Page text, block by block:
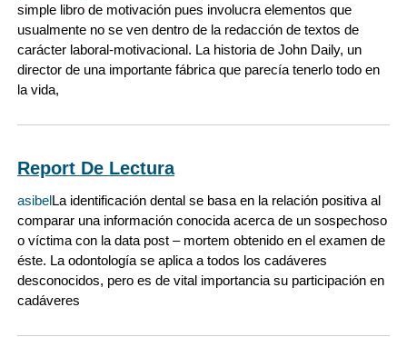
simple libro de motivación pues involucra elementos que
usualmente no se ven dentro de la redacción de textos de
carácter laboral-motivacional. La historia de John Daily, un
director de una importante fábrica que parecía tenerlo todo en
la vida,
Report De Lectura
asibelLa identificación dental se basa en la relación positiva al
comparar una información conocida acerca de un sospechoso
o víctima con la data post – mortem obtenido en el examen de
éste. La odontología se aplica a todos los cadáveres
desconocidos, pero es de vital importancia su participación en
cadáveres